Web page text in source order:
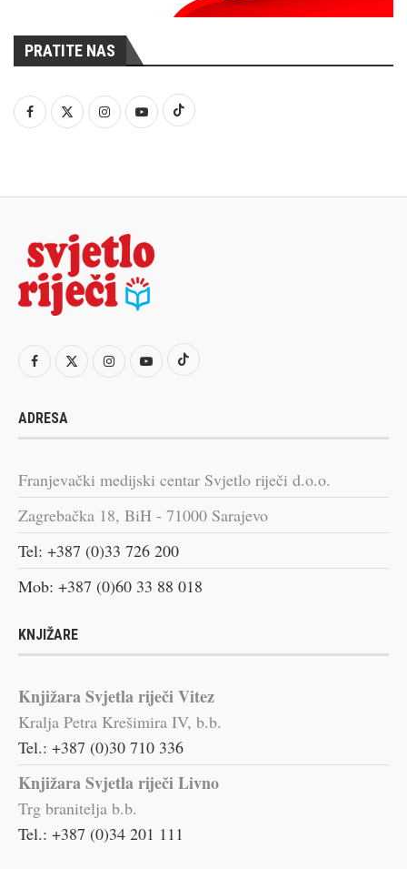
PRATITE NAS
ADRESA
Franjevački medijski centar Svjetlo riječi d.o.o.
Zagrebačka 18, BiH - 71000 Sarajevo
Tel: +387 (0)33 726 200
Mob: +387 (0)60 33 88 018
KNJIŽARE
Knjižara Svjetla riječi Vitez
Kralja Petra Krešimira IV, b.b.
Tel.: +387 (0)30 710 336
Knjižara Svjetla riječi Livno
Trg branitelja b.b.
Tel.: +387 (0)34 201 111